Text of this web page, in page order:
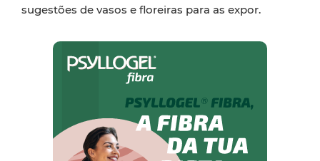
sugestões de vasos e floreiras para as expor.